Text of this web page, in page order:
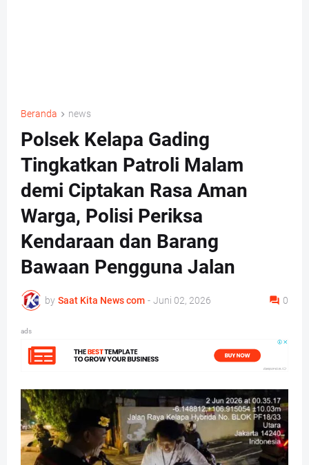
Beranda news
Polsek Kelapa Gading
Tingkatkan Patroli Malam
demi Ciptakan Rasa Aman
Warga, Polisi Periksa
Kendaraan dan Barang
Bawaan Pengguna Jalan
by Saat Kita News com - Juni 02, 2026 0
ads